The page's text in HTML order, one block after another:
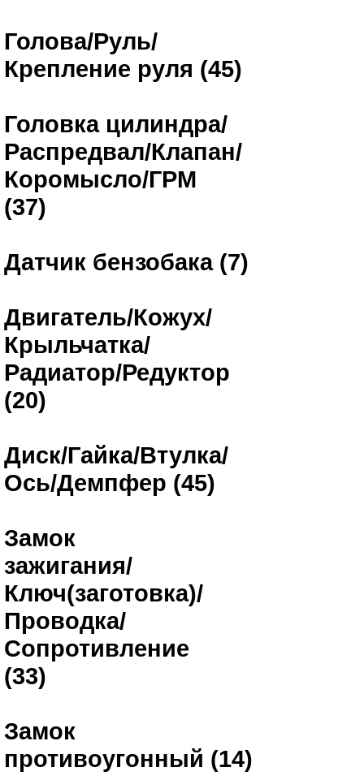
Голова/Руль/
Крепление руля (45)
Головка цилиндра/
Распредвал/Клапан/
Коромысло/ГРМ
(37)
Датчик бензобака (7)
Двигатель/Кожух/
Крыльчатка/
Радиатор/Редуктор
(20)
Диск/Гайка/Втулка/
Ось/Демпфер (45)
Замок
зажигания/
Ключ(заготовка)/
Проводка/
Сопротивление
(33)
Замок
противоугонный (14)